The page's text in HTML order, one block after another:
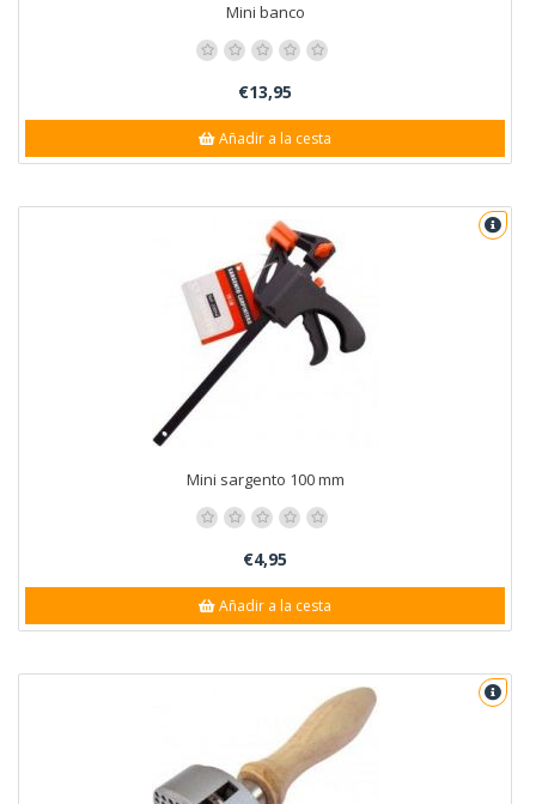
Mini banco
€13,95
Añadir a la cesta
Mini sargento 100 mm
€4,95
Añadir a la cesta